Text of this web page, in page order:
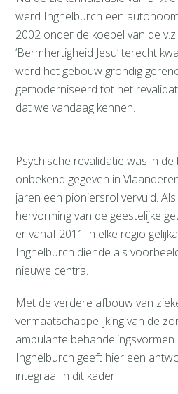
werd Inghelburch een
2002 onder de koepel van de
‘Bermhertigheid Jesu’ terecht
werd het gebouw grondig
gemoderniseerd tot het
dat we vandaag kennen.
Psychische revalidatie was in
onbekend gegeven in
jaren een pioniersrol vervuld.
hervorming van de geestelijke
er vanaf 2011 in elke regio
Inghelburch diende als
nieuwe centra.
Met de verdere afbouw van
vermaatschappelijking van de
ambulante
Inghelburch geeft hier een
integraal in dit kader.